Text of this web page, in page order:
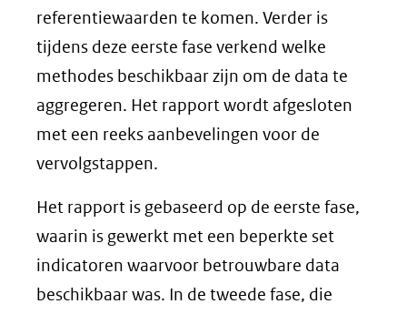
referentiewaarden te komen. Verder is
tijdens deze eerste fase verkend welke
methodes beschikbaar zijn om de data te
aggregeren. Het rapport wordt afgesloten
met een reeks aanbevelingen voor de
vervolgstappen.
Het rapport is gebaseerd op de eerste fase,
waarin is gewerkt met een beperkte set
indicatoren waarvoor betrouwbare data
beschikbaar was. In de tweede fase, die